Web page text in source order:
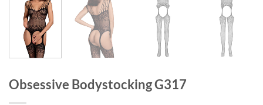
Obsessive Bodystocking G317